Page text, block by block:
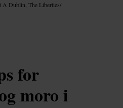
A Dublin, The Liberties/
for
moro i